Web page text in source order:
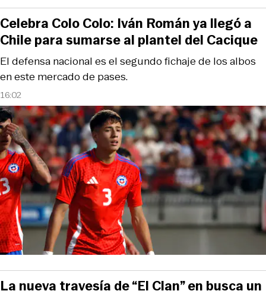
16:02
El defensa nacional es el segundo fichaje de los albos
en este mercado de pases.
Celebra Colo Colo: Iván Román ya llegó a
Chile para sumarse al plantel del Cacique
La nueva travesía de “El Clan” en busca un